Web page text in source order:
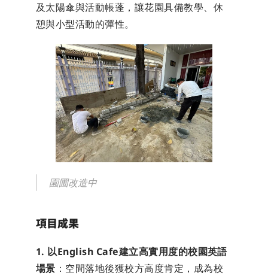
及太陽傘與活動帳蓬，讓花園具備教學、休
憩與小型活動的彈性。
園圃改造中
項目成果
1. 以English Cafe建立高實用度的校園英語
場景 ：空間落地後獲校方高度肯定，成為校